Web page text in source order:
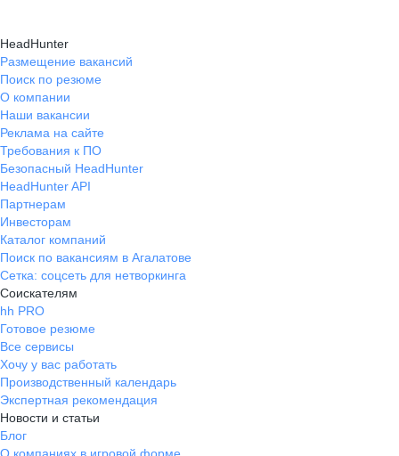
HeadHunter
Размещение вакансий
Поиск по резюме
О компании
Наши вакансии
Реклама на сайте
Требования к ПО
Безопасный HeadHunter
HeadHunter API
Партнерам
Инвесторам
Каталог компаний
Поиск по вакансиям в Агалатове
Сетка: соцсеть для нетворкинга
Соискателям
hh PRO
Готовое резюме
Все сервисы
Хочу у вас работать
Производственный календарь
Экспертная рекомендация
Новости и статьи
Блог